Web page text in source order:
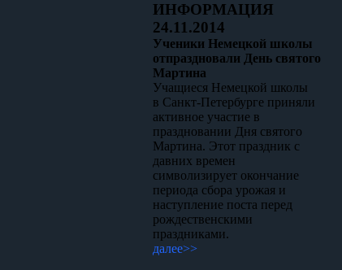
ИНФОРМАЦИЯ
24.11.2014
Ученики Немецкой школы
отпраздновали День святого
Мартина
Учащиеся Немецкой школы
в Санкт-Петербурге приняли
активное участие в
праздновании Дня святого
Мартина. Этот праздник с
давних времен
символизирует окончание
периода сбора урожая и
наступление поста перед
рождественскими
праздниками.
далее>>